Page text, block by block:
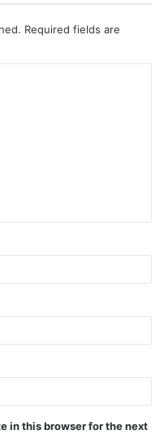
Required fields are
in this browser for the next